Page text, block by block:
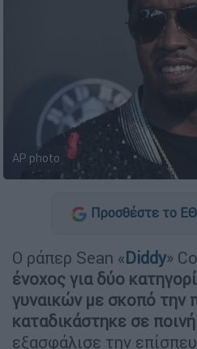
AP photo
Προσθέστε το
Ο ράπερ Sean «Diddy»
ένοχος για δύο
γυναικών με σκοπό την
καταδικάστηκε σε
εξασφάλισε την